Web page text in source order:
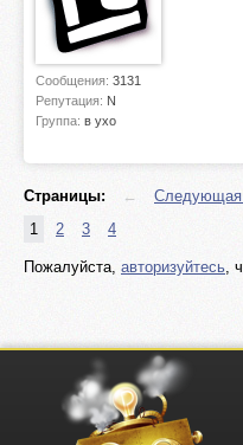
Сообщения: 3131
Репутация: N
Группа: в ухо
Страницы: ← Следующая
1
2 3 4
Пожалуйста, авторизуйтесь,